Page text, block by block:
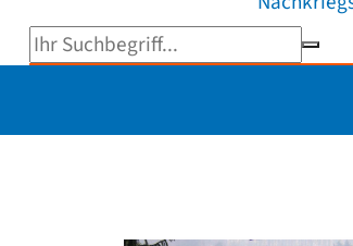
Suchbegriff eingeben